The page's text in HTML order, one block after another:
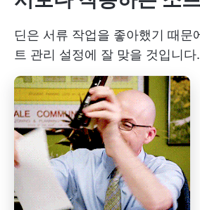
딘은 서류 작업을 좋아했기 때문
트 관리 설정에 잘 맞을 것입니다.